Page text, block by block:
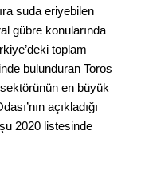
suda eriyebilen
gübre konularında
toplam
bulunduran Toros
en büyük
açıkladığı
2020 listesinde